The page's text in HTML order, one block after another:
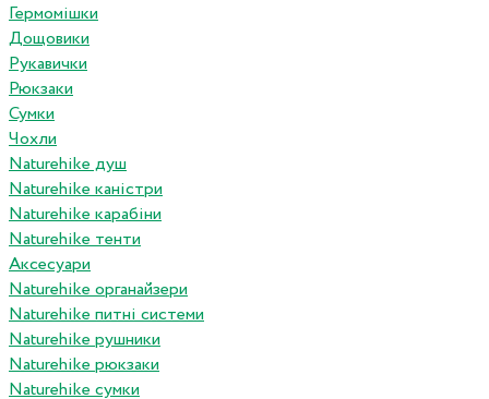
Гермомішки
Дощовики
Рукавички
Рюкзаки
Сумки
Чохли
Naturehike душ
Naturehike каністри
Naturehike карабіни
Naturehike тенти
Аксесуари
Naturehike органайзери
Naturehike питні системи
Naturehike рушники
Naturehike рюкзаки
Naturehike сумки